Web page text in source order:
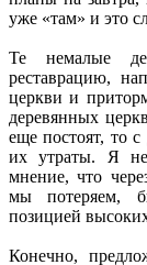
уже «там» и это
Те немалые
реставрацию,
церкви и
деревянных
еще постоят, то
их утраты. Я не
мнение, что
мы потеряем,
позицией
Конечно,